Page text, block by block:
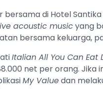
bersama di Hotel
acoustic music yang
bersama keluarga,
Italian All You Can Eat
net per orang.
My Valuedan